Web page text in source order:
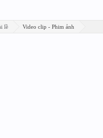
lề Video clip - Phim ảnh